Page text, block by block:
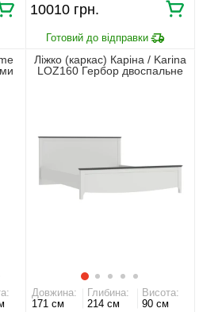
10010 грн.
Ліжко (каркас) Каріна / Karina
LOZ160 Гербор двоспальне
Довжина:
171 см
Глибина:
214 см
Висота:
90 см